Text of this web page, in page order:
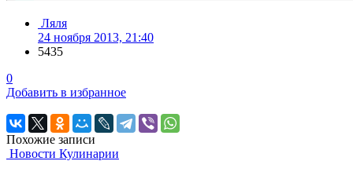
Ляля
24 ноября 2013, 21:40
5435
0
Добавить в избранное
Похожие записи
Новости Кулинарии